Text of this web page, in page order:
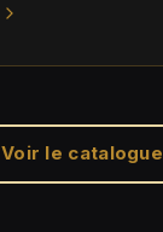
Voir le catalogue